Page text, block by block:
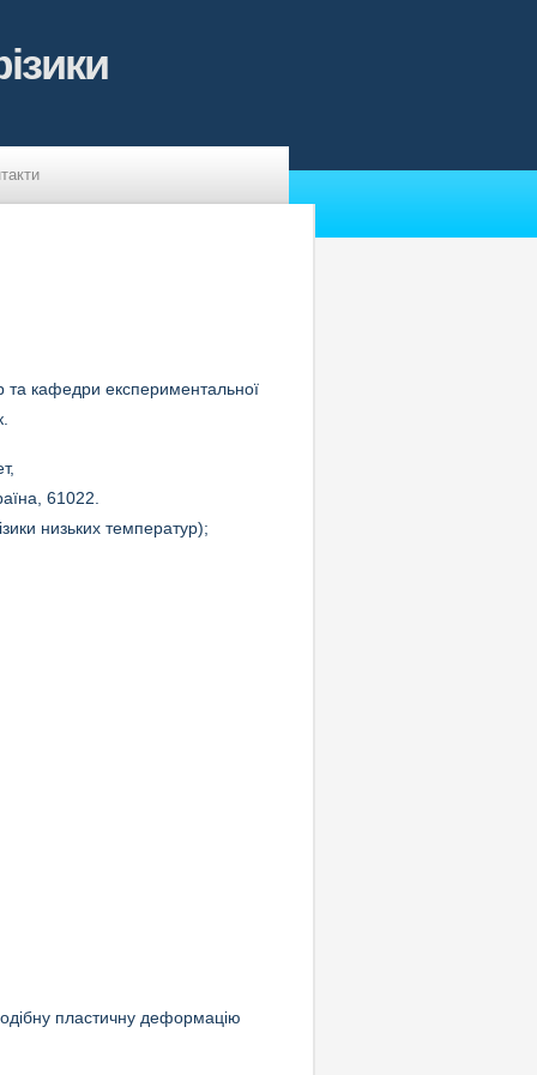
та кафедри експериментальної
61022.
низьких температур);
пластичну деформацію